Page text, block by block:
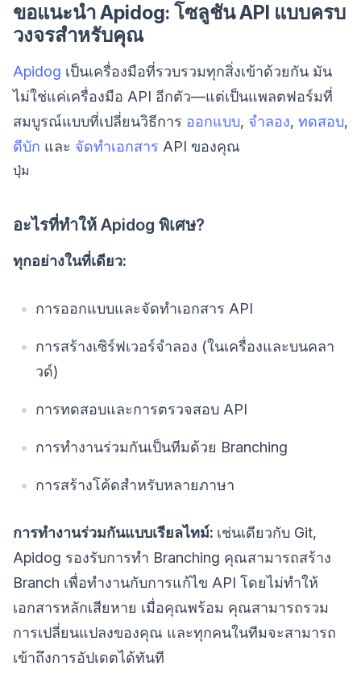
ขอแนะนำ Apidog: โซลูชัน API แบบครบ
วงจรสำหรับคุณ
Apidog เป็นเครื่องมือที่รวบรวมทุกสิ่งเข้าด้วยกัน มัน
ไม่ใช่แค่เครื่องมือ API อีกตัว—แต่เป็นแพลตฟอร์มที่
สมบูรณ์แบบที่เปลี่ยนวิธีการ ออกแบบ, จำลอง, ทดสอบ,
ดีบัก และ จัดทำเอกสาร API ของคุณ
ปุ่ม
อะไรที่ทำให้ Apidog พิเศษ?
ทุกอย่างในที่เดียว:
การออกแบบและจัดทำเอกสาร API
การสร้างเซิร์ฟเวอร์จำลอง (ในเครื่องและบนคลา
วด์)
การทดสอบและการตรวจสอบ API
การทำงานร่วมกันเป็นทีมด้วย Branching
การสร้างโค้ดสำหรับหลายภาษา
การทำงานร่วมกันแบบเรียลไทม์: เช่นเดียวกับ Git,
Apidog รองรับการทำ Branching คุณสามารถสร้าง
Branch เพื่อทำงานกับการแก้ไข API โดยไม่ทำให้
เอกสารหลักเสียหาย เมื่อคุณพร้อม คุณสามารถรวม
การเปลี่ยนแปลงของคุณ และทุกคนในทีมจะสามารถ
เข้าถึงการอัปเดตได้ทันที